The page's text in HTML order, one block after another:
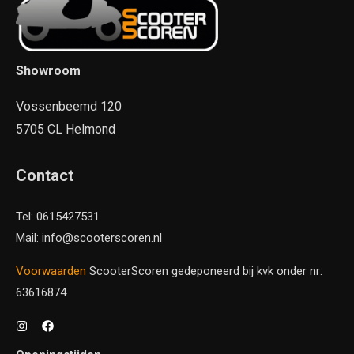
Showroom
Vossenbeemd 120
5705 CL Helmond
Contact
Tel: 0615427531
Mail: info@scooterscoren.nl
Voorwaarden ScooterScoren gedeponeerd bij kvk onder nr:
63616874